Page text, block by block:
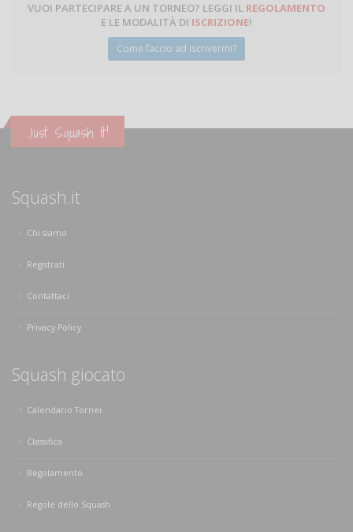
VUOI PARTECIPARE A UN TORNEO? LEGGI IL REGOLAMENTO
E LE MODALITÀ DI ISCRIZIONE!
Come faccio ad iscrivermi?
Just Squash It!
Squash.it
Chi siamo
Registrati
Contattaci
Privacy Policy
Squash giocato
Calendario Tornei
Classifica
Regolamento
Regole dello Squash